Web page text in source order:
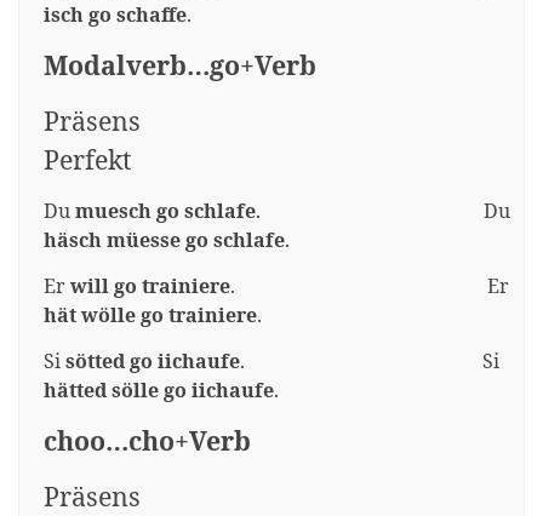
isch go schaffe.
Modalverb…go+Verb
Präsens
Perfekt
Dumuesch go schlafe. Du
häsch müesse go schlafe.
Erwill go trainiere. Er
hät wölle go trainiere.
Sisötted go iichaufe. Si
hätted sölle go iichaufe.
choo…cho+Verb
Präsens